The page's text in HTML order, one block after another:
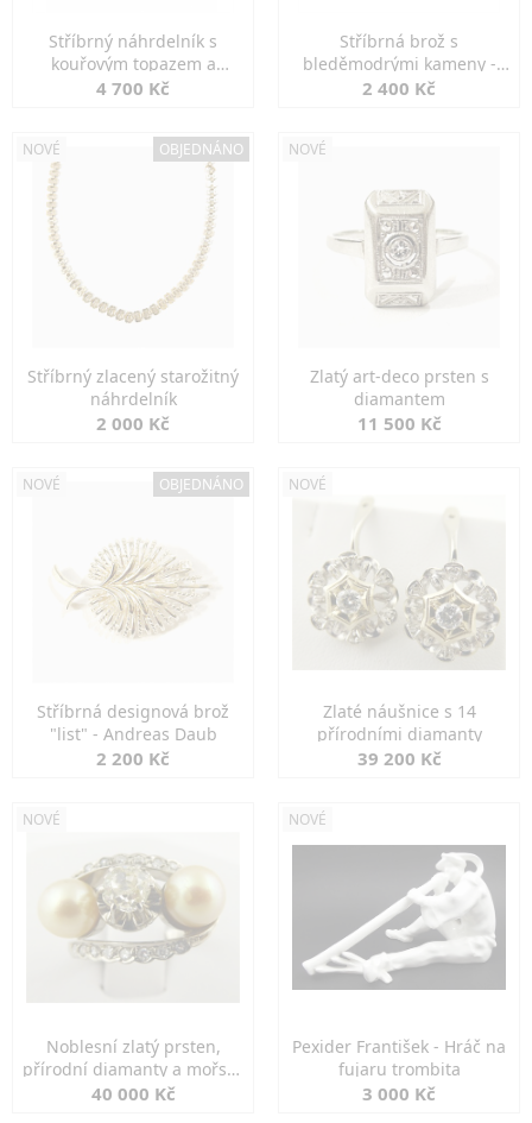
Stříbrný náhrdelník s
kouřovým topazem a
markazity
4 700 Kč
Stříbrná brož s
bleděmodrými kameny -
jemná elegance
2 400 Kč
NOVÉ OBJEDNÁNO
Stříbrný zlacený starožitný
náhrdelník
2 000 Kč
NOVÉ
Zlatý art-deco prsten s
diamantem
11 500 Kč
NOVÉ OBJEDNÁNO
Stříbrná designová brož
"list" - Andreas Daub
2 200 Kč
NOVÉ
Zlaté náušnice s 14
přírodními diamanty
39 200 Kč
NOVÉ
Noblesní zlatý prsten,
přírodní diamanty a mořské
perly
40 000 Kč
NOVÉ
Pexider František - Hráč na
fujaru trombita
3 000 Kč